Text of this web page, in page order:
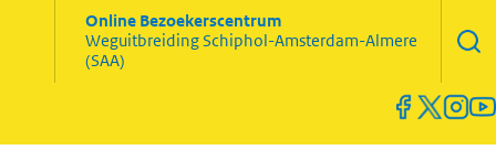
Online Bezoekerscentrum
WeguitbreidingSchiphol-Amsterdam-Almere
(SAA)